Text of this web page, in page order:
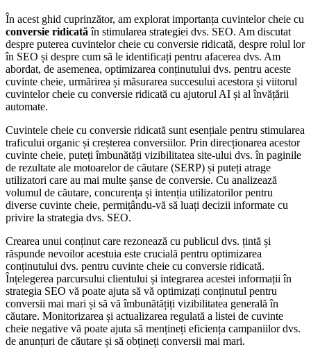
În acest ghid cuprinzător, am explorat importanța cuvintelor cheie cu
conversie ridicatăîn stimularea strategiei dvs. SEO. Am discutat
despre puterea cuvintelor cheie cu conversie ridicată, despre rolul lor
în SEO și despre cum să le identificați pentru afacerea dvs. Am
abordat, de asemenea, optimizarea conținutului dvs. pentru aceste
cuvinte cheie, urmărirea și măsurarea succesului acestora și viitorul
cuvintelor cheie cu conversie ridicată cu ajutorul AI și al învățării
automate.
Cuvintele cheie cu conversie ridicată sunt esențiale pentru stimularea
traficului organic și creșterea conversiilor. Prin direcționarea acestor
cuvinte cheie, puteți îmbunătăți vizibilitatea site-ului dvs. în paginile
de rezultate ale motoarelor de căutare (SERP) și puteți atrage
utilizatori care au mai multe șanse de conversie. Cu analizează
volumul de căutare, concurența și intenția utilizatorilor pentru
diverse cuvinte cheie, permițându-vă să luați decizii informate cu
privire la strategia dvs. SEO.
Crearea unui conținut care rezonează cu publicul dvs. țintă și
răspunde nevoilor acestuia este crucială pentru optimizarea
conținutului dvs. pentru cuvinte cheie cu conversie ridicată.
Înțelegerea parcursului clientului și integrarea acestei informații în
strategia SEO vă poate ajuta să vă optimizați conținutul pentru
conversii mai mari și să vă îmbunătățiți vizibilitatea generală în
căutare. Monitorizarea și actualizarea regulată a listei de cuvinte
cheie negative vă poate ajuta să mențineți eficiența campaniilor dvs.
de anunțuri de căutare și să obțineți conversii mai mari.